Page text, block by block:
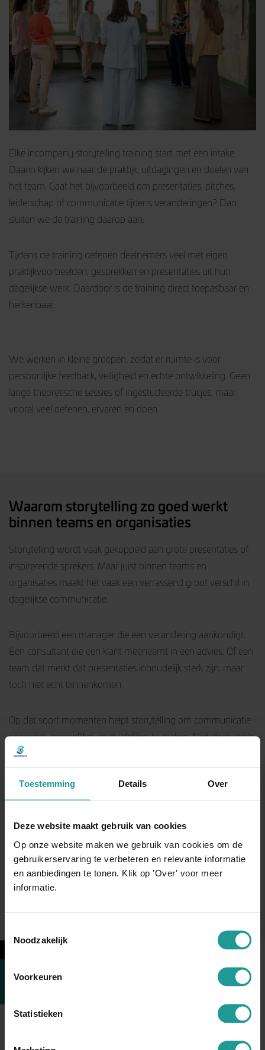
Toestemming Details Over
Deze website maakt gebruik van cookies
Op onze website maken we gebruik van cookies om de
gebruikerservaring te verbeteren en relevante informatie
en aanbiedingen te tonen. Klik op 'Over' voor meer
informatie.
Noodzakelijk
Voorkeuren
Statistieken
Elke incompany storytelling training start met een intake.
Daarin kijken we naar de praktijk, uitdagingen en doelen van
het team. Gaat het bijvoorbeeld om presentaties, pitches,
leiderschap of communicatie tijdens veranderingen? Dan
sluiten we de training daarop aan.
Tijdens de training oefenen deelnemers veel met eigen
praktijkvoorbeelden, gesprekken en presentaties uit hun
dagelijkse werk. Daardoor is de training direct toepasbaar en
herkenbaar.
We werken in kleine groepen, zodat er ruimte is voor
persoonlijke feedback, veiligheid en echte ontwikkeling. Geen
lange theoretische sessies of ingestudeerde trucjes, maar
vooral veel oefenen, ervaren en doen.
Waarom storytelling zo goed werkt
binnen teams en organisaties
Storytelling wordt vaak gekoppeld aan grote presentaties of
inspirerende sprekers. Maar juist binnen teams en
organisaties maakt het vaak een verrassend groot verschil in
dagelijkse communicatie.
Bijvoorbeeld een manager die een verandering aankondigt.
Een consultant die een klant meeneemt in een advies. Of een
team dat merkt dat presentaties inhoudelijk sterk zijn, maar
toch niet echt binnenkomen.
Op dat soort momenten helpt storytelling om communicatie
concreter, menselijker en duidelijker te maken. Niet door méér
te vertellen, maar door beter aan te sluiten bij de mensen die
Daarom zetten steeds meer organisaties storytelling in tijdens
presentaties, pitches, teamdagen en leiderschapstrajecten.
maar ook zorgt voor aandacht, herkenning en betrokkenheid.